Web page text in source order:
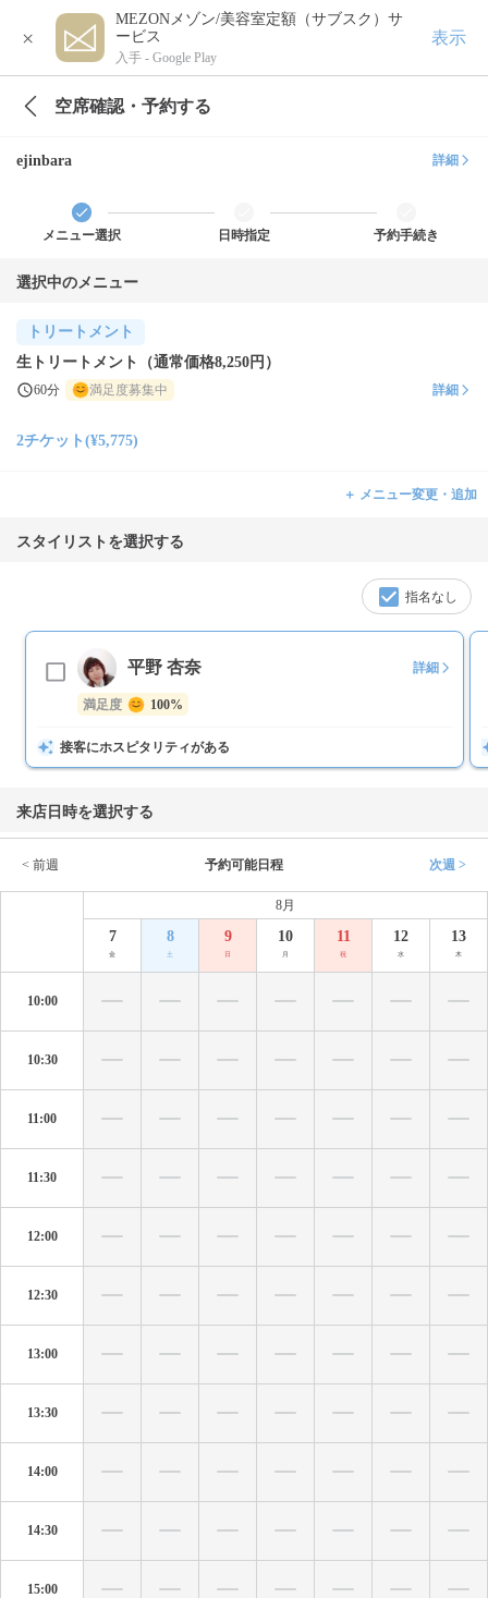
×
MEZONメゾン/美容室定額（サブスク）サ
ービス
入手 - Google Play
表示
空席確認・予約する
ejinbara 詳細
メニュー選択 日時指定 予約手続き
選択中のメニュー
トリートメント
生トリートメント（通常価格8,250円）
60分 満足度募集中 詳細
2チケット(¥5,775)
＋ メニュー変更・追加
スタイリストを選択する
指名なし
平野 杏奈 詳細
満足度 100%
接客にホスピタリティがある
来店日時を選択する
< 前週 予約可能日程 次週 >
8月
7
金
8
土
9
日
10
月
11
祝
12
水
13
木
10:00
10:30
11:00
11:30
12:00
12:30
13:00
13:30
14:00
14:30
15:00